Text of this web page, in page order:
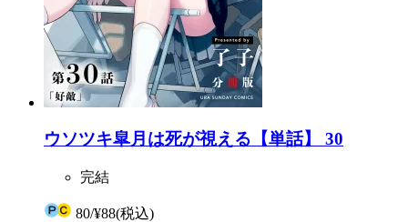
ウソツキ皐月は死が視える【単話】 30
完結
80/¥88(税込)